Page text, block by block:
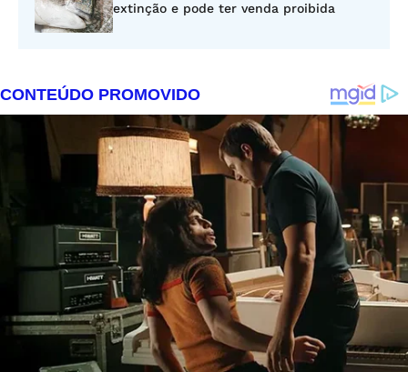
extinção e pode ter venda proibida